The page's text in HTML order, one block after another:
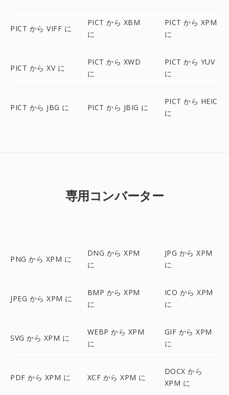
PICT から VIFF に
PICT から XBM
に
PICT から XPM
に
PICT から XV に
PICT から XWD
に
PICT から YUV
に
PICT から JBG に PICT から JBIG に
PICT から HEIC
に
専用コンバーター
PNG から XPM に
DNG から XPM
に
JPG から XPM
に
JPEG から XPM に
BMP から XPM
に
ICO から XPM
に
SVG から XPM に
WEBP から XPM
に
GIF から XPM
に
PDF から XPM に XCF から XPM に
DOCX から
XPM に